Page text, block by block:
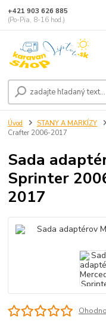
+421 903 626 885
(Po-Pia, 8-16 hod.)
Úvod STANY A MARKÍZY
Crafter 2006-2017
Sada
Sprinter
2017